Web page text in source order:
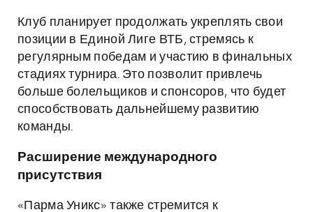
Клуб планирует продолжать укреплять свои
позиции в Единой Лиге ВТБ, стремясь к
регулярным победам и участию в финальных
стадиях турнира. Это позволит привлечь
больше болельщиков и спонсоров, что будет
способствовать дальнейшему развитию
команды.
Расширение международного
присутствия
«Парма Уникс» также стремится к